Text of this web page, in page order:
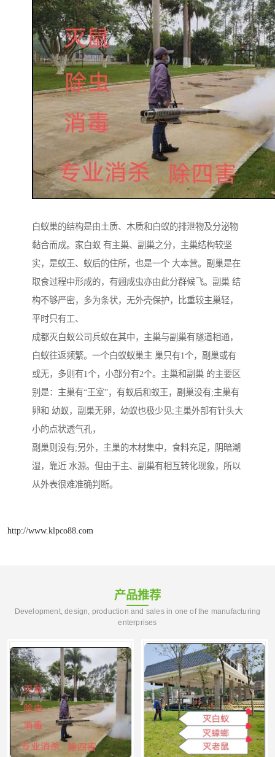
白蚁巢的结构是由土质、木质和白蚁的排泄物及分泌物
黏合而成。家白蚁 有主巢、副巢之分，主巢结构较坚
实，是蚁王、蚁后的住所，也是一个 大本营。副巢是在
取食过程中形成的，有翅成虫亦由此分群候飞。副巢 结
构不够严密，多为条状，无外壳保护，比重较主巢轻，
平时只有工、
成都灭白蚁公司兵蚁在其中，主巢与副巢有隧道相通，
白蚁往返频繁。一个白蚁蚁巢主 巢只有1个，副巢或有
或无，多则有1个，小部分有2个。主巢和副巢 的主要区
别是：主巢有“王室”，有蚁后和蚁王，副巢没有;主巢有
卵和 幼蚁，副巢无卵，幼蚁也极少见;主巢外部有针头大
小的点状透气孔，
副巢则没有;另外，主巢的木材集中，食料充足，阴暗潮
湿，靠近 水源。但由于主、副巢有相互转化现象，所以
从外表很难准确判断。
http://www.klpco88.com
产品推荐
Development, design, production and sales in one of the manufacturing
enterprises